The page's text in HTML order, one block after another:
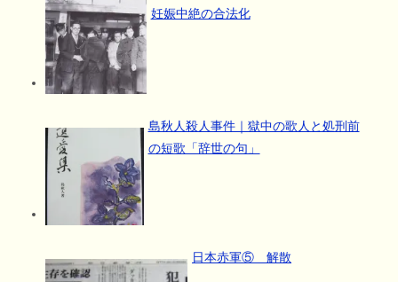
妊娠中絶の合法化
島秋人殺人事件｜獄中の歌人と処刑前
の短歌「辞世の句」
日本赤軍⑤ 解散